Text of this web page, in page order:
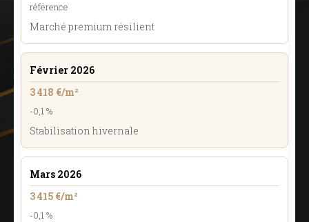
référence
Marché premium résilient
Février 2026
3 418 €/m²
-0,1 %
Stabilisation hivernale
Mars 2026
3 415 €/m²
-0,1 %